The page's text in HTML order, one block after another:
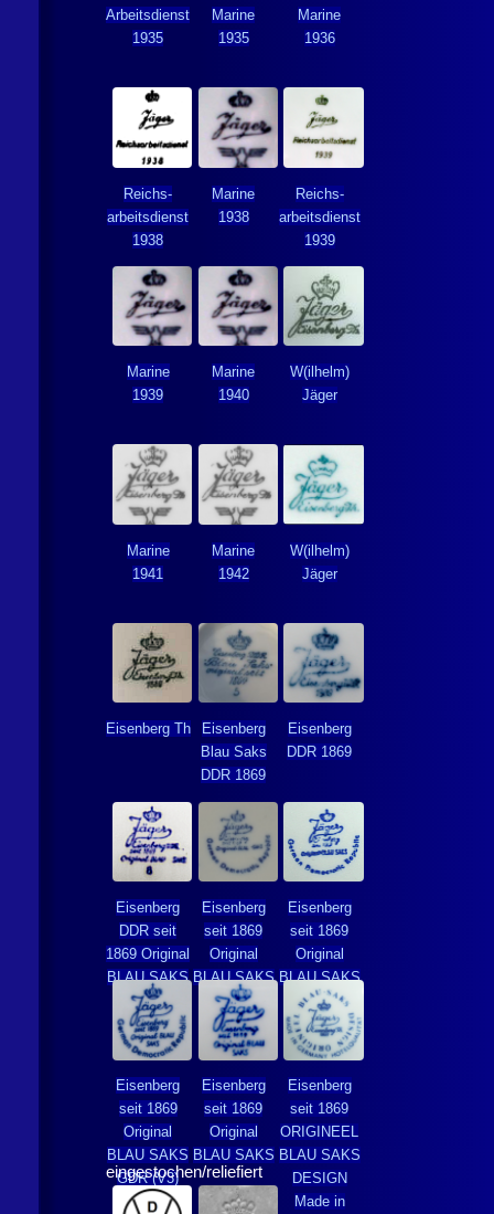
Arbeitsdienst
1935
Marine
1935
Marine
1936
Reichs­
arbeits­dienst
1938
Marine
1938
Reichs­
arbeits­dienst
1939
Marine
1939
Marine
1940
W(ilhelm)
Jäger
Marine
1941
Marine
1942
W(ilhelm)
Jäger
EisenbergTh
Eisenberg
Blau Saks
DDR 1869
Eisenberg
DDR 1869
Eisenberg
DDR seit
1869 Original
BLAU SAKS
Eisenberg
seit 1869
Original
BLAU SAKS
GDR (V1)
Eisenberg
seit 1869
Original
BLAU SAKS
GDR (V2)
Eisenberg
seit 1869
Original
BLAU SAKS
GDR (V3)
Eisenberg
seit 1869
Original
BLAU SAKS
Eisenberg
seit 1869
ORIGINEEL
BLAU SAKS
DESIGN
Made in
eingestochen/reliefiert